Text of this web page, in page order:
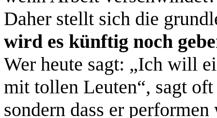
Daher stellt sich die
wird es künftig noch
Wer heute sagt: „Ich will
mit tollen Leuten“, sagt
sondern dass er